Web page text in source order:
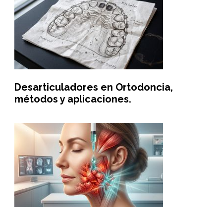
Desarticuladores en Ortodoncia,
métodos y aplicaciones.